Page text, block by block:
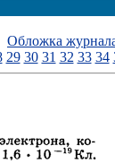
Обложка
29 30 31 32 33 34